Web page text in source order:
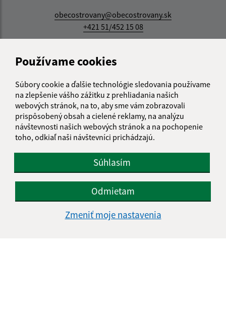
Používame cookies
Súbory cookie a ďalšie technológie sledovania používame
na zlepšenie vášho zážitku z prehliadania našich
webových stránok, na to, aby sme vám zobrazovali
prispôsobený obsah a cielené reklamy, na analýzu
návštevnosti našich webových stránok a na pochopenie
toho, odkiaľ naši návštevníci prichádzajú.
Súhlasím
Odmietam
Zmeniť moje nastavenia
obecostrovany@obecostrovany.sk
+421 51/452 15 08